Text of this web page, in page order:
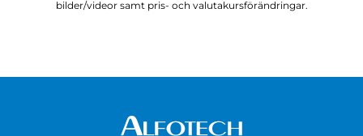
bilder/videor samt pris- och valutakursförändringar.